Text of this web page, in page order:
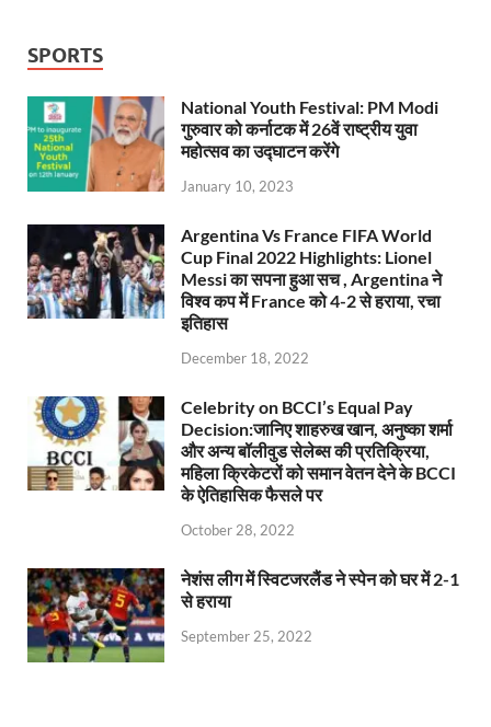
SPORTS
National Youth Festival: PM Modi
गुरुवार को कर्नाटक में 26वें राष्ट्रीय युवा
महोत्सव का उद्घाटन करेंगे
January 10, 2023
Argentina Vs France FIFA World
Cup Final 2022 Highlights: Lionel
Messi का सपना हुआ सच , Argentina ने
विश्व कप में France को 4-2 से हराया, रचा
इतिहास
December 18, 2022
Celebrity on BCCI’s Equal Pay
Decision:जानिए शाहरुख खान, अनुष्का शर्मा
और अन्य बॉलीवुड सेलेब्स की प्रतिक्रिया,
महिला क्रिकेटरों को समान वेतन देने के BCCI
के ऐतिहासिक फैसले पर
October 28, 2022
नेशंस लीग में स्विटजरलैंड ने स्पेन को घर में 2-1
से हराया
September 25, 2022